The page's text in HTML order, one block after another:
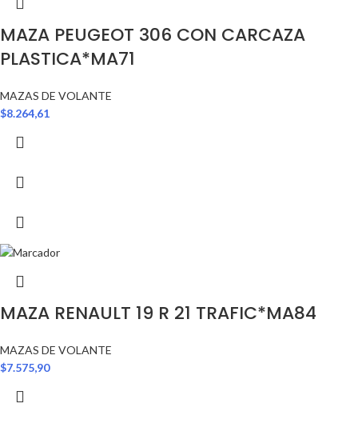
MAZA PEUGEOT 306 CON CARCAZA
PLASTICA*MA71
MAZAS DE VOLANTE
$8.264,61
MAZA RENAULT 19 R 21 TRAFIC*MA84
MAZAS DE VOLANTE
$7.575,90